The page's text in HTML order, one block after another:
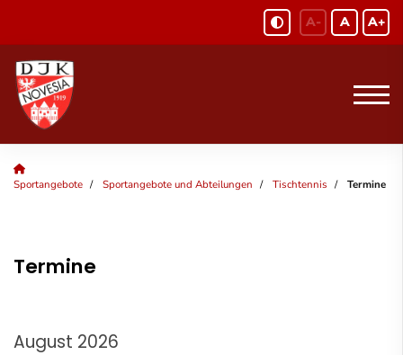
A- A A+
Sportangebote Sportangebote und Abteilungen Tischtennis Termine
Termine
August 2026